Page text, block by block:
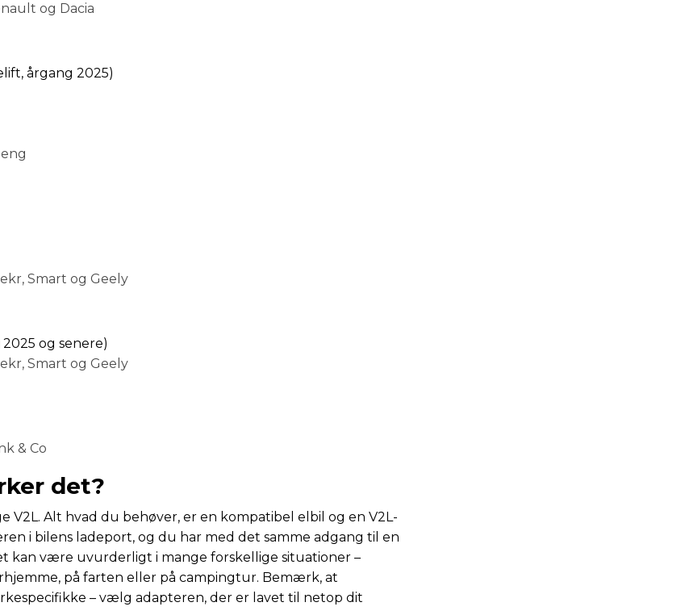
og Dacia
årgang 2025)
Smart og Geely
og senere)
Smart og Geely
& Co
det?
V2L. Alt hvad du behøver, er en kompatibel elbil og en V2L-
i bilens ladeport, og du har med det samme adgang til en
kan være uvurderligt i mange forskellige situationer –
på farten eller på campingtur. Bemærk, at
– vælg adapteren, der er lavet til netop dit